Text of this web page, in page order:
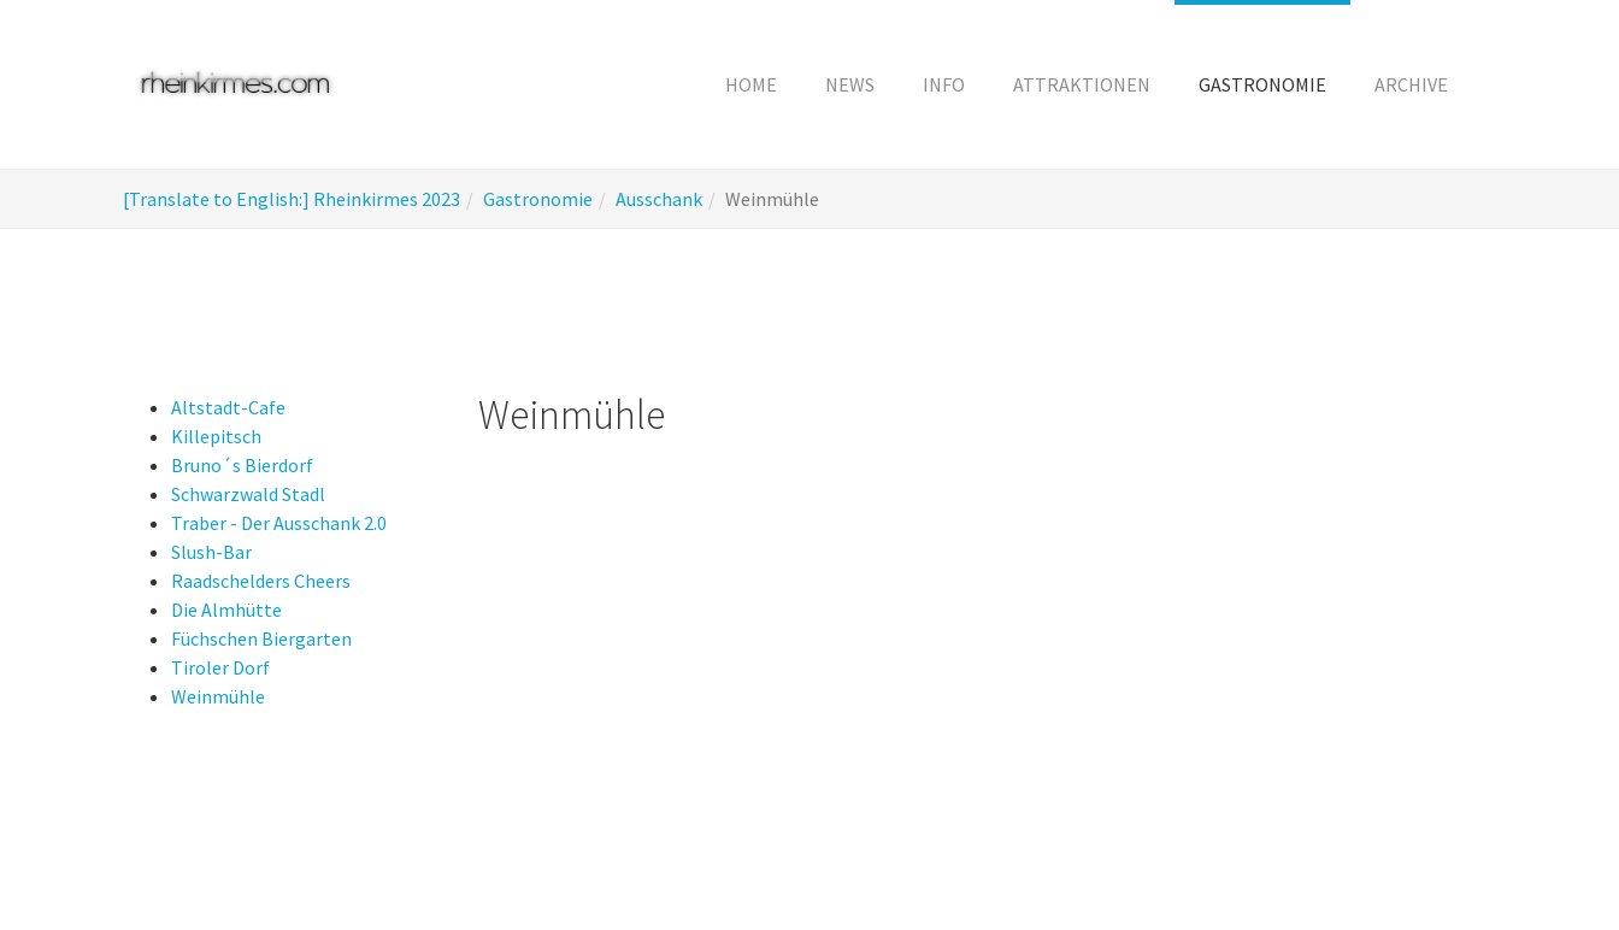
HOME NEWS INFO ATTRAKTIONEN GASTRONOMIE ARCHIVE
are
[Translate to English:] Rheinkirmes 2023 Gastronomie Ausschank Weinmühle
Altstadt-Cafe
Killepitsch
Bruno´s Bierdorf
Schwarzwald Stadl
Traber - Der Ausschank 2.0
Slush-Bar
Raadschelders Cheers
Die Almhütte
Füchschen Biergarten
Tiroler Dorf
Weinmühle
Weinmühle